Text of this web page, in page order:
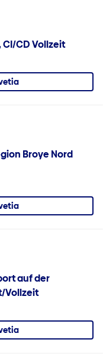
CD Vollzeit
Broye Nord
auf der
Vollzeit